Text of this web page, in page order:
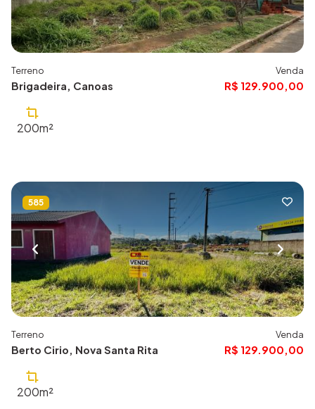
Terreno
Brigadeira, Canoas
Venda
R$ 129.900,00
200m²
585
Terreno
Berto Cirio, Nova Santa Rita
Venda
R$ 129.900,00
200m²